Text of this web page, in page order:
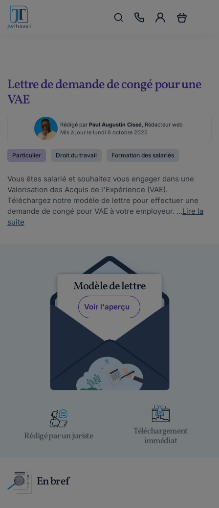
Modèle de lettre
Voir l'aperçu
Lettre de demande de congé pour une
VAE
Rédigé par Paul Augustin Cissé, Rédacteur web
Mis à jour le lundi 6 octobre 2025
Particulier Droit du travail Formation des salariés
Vous êtes salarié et souhaitez vous engager dans une
Valorisation des Acquis de l'Expérience (VAE).
Téléchargez notre modèle de lettre pour effectuer une
demande de congé pour VAE à votre employeur. ...Lire la
suite
Rédigé par un juriste
Téléchargement
immédiat
En bref